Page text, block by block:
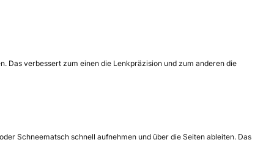
Das verbessert zum einen die Lenkpräzision und zum anderen die
Schneematsch schnell aufnehmen und über die Seiten ableiten. Das